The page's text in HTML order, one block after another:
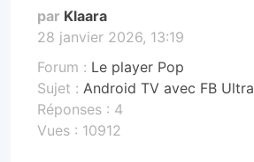
par Klaara
28 janvier 2026, 13:19
Forum : Le player Pop
Sujet : Android TV avec FB Ultra
Réponses : 4
Vues : 10912